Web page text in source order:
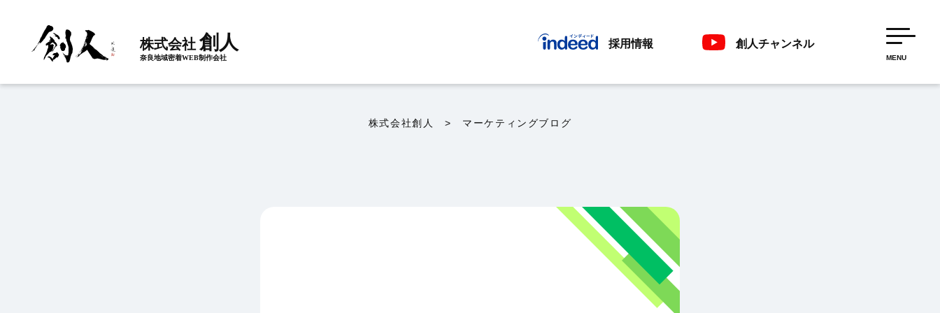
株式会社 創人
奈良地域密着WEB制作会社
採用情報 創人チャンネル
MENU
株式会社創人 > マーケティングブログ